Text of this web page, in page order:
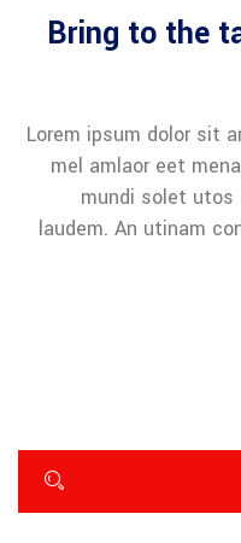
Bring to the
Lorem ipsum dolor sit
mel amlaor eet
mundi solet
laudem. An utinam